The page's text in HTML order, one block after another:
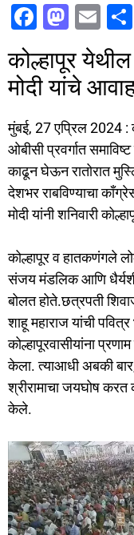
F
c
e
b
o
o
k
M
st
o
d
o
n
E
m
ai
l
कोल्हापूर
मोदी यांचे
मुंबई, 27 एप्रिल 2024 :
ओबीसी प्रवर्गात
काढून घेऊन रातोरात
देशभर राबविण्याचा
मोदी यांनी शनिवारी
कोल्हापूर व हातकणंगले
संजय मंडलिक आणि
बोलत होते.छत्रपती
शाहू महाराज यांची
कोल्हापूरवासीयांना
केला. त्याआधी अबकी
श्रीरामाचा जयघोष करत
केले.